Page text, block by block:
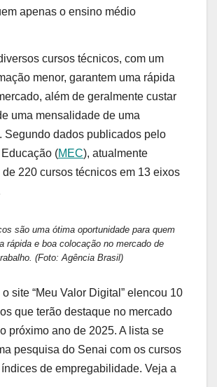
apenas o ensino médio
cursos técnicos, com um
menor, garantem uma rápida
além de geralmente custar
uma mensalidade de uma
Segundo dados publicados pelo
(MEC), atualmente
220 cursos técnicos em 13 eixos
são uma ótima oportunidade para quem
rápida e boa colocação no mercado de
(Foto: Agência Brasil)
site “Meu Valor Digital” elencou 10
que terão destaque no mercado
próximo ano de 2025. A lista se
pesquisa do Senai com os cursos
de empregabilidade. Veja a